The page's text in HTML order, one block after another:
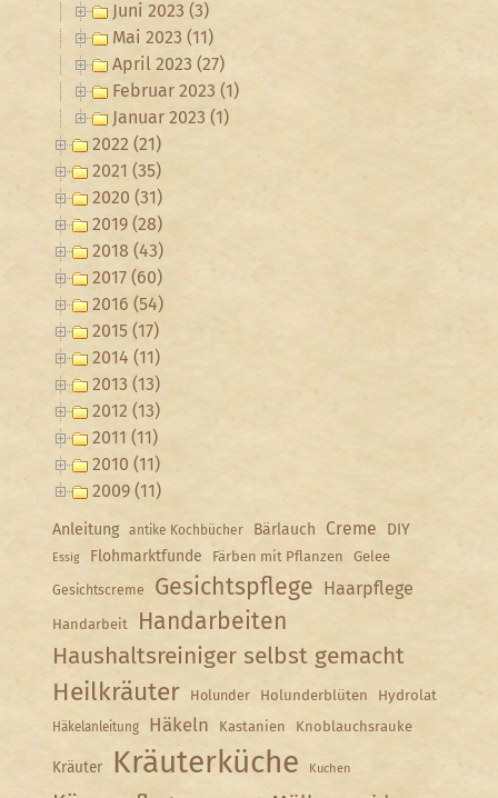
Juni 2023 (3)
Mai 2023 (11)
April 2023 (27)
Februar 2023 (1)
Januar 2023 (1)
2022 (21)
2021 (35)
2020 (31)
2019 (28)
2018 (43)
2017 (60)
2016 (54)
2015 (17)
2014 (11)
2013 (13)
2012 (13)
2011 (11)
2010 (11)
2009 (11)
Anleitung antike Kochbücher Bärlauch Creme DIY
Essig Flohmarktfunde Färben mit Pflanzen Gelee
Gesichtscreme Gesichtspflege Haarpflege
Handarbeit
Handarbeiten
Haushaltsreiniger selbst gemacht
Heilkräuter Holunder Holunderblüten Hydrolat
Häkelanleitung Häkeln Kastanien Knoblauchsrauke
Kräuter Kräuterküche Kuchen